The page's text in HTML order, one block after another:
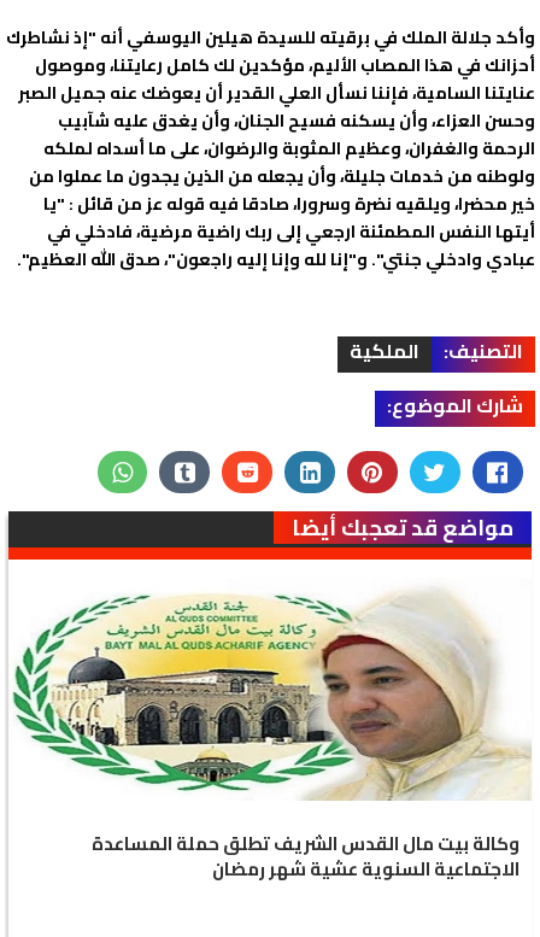
وأكد جلالة الملك في برقيته للسيدة هيلين اليوسفي أنه "إذ نشاطرك
أحزانك في هذا المصاب الأليم، مؤكدين لك كامل رعايتنا، وموصول
عنايتنا السامية، فإننا نسأل العلي القدير أن يعوضك عنه جميل الصبر
وحسن العزاء، وأن يسكنه فسيح الجنان، وأن يغدق عليه شآبيب
الرحمة والغفران، وعظيم المثوبة والرضوان، على ما أسداه لملكه
ولوطنه من خدمات جليلة، وأن يجعله من الذين يجدون ما عملوا من
خير محضرا، ويلقيه نضرة وسرورا، صادقا فيه قوله عز من قائل : "يا
أيتها النفس المطمئنة ارجعي إلى ربك راضية مرضية، فادخلي في
عبادي وادخلي جنتي". و"إنا لله وإنا إليه راجعون"، صدق الله العظيم".
التصنيف:
الملكية
شارك الموضوع:
مواضع قد تعجبك أيضا
وكالة بيت مال القدس الشريف تطلق حملة المساعدة
الاجتماعية السنوية عشية شهر رمضان